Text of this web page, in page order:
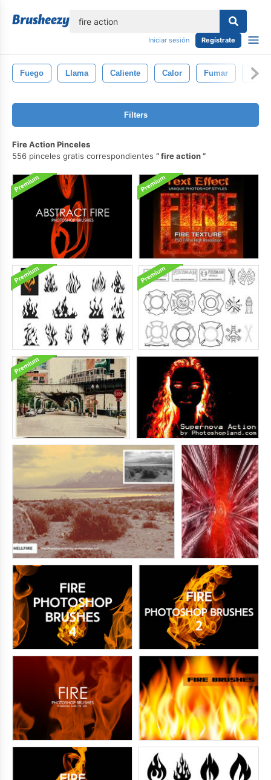
Iniciar sesión Regístrate
Fuego Llama Caliente Calor Fumar
Filters
Fire Action Pinceles
556 pinceles gratis correspondientes
fire action